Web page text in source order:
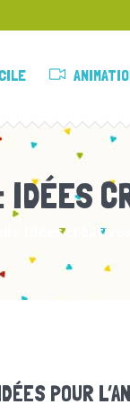
IDÉES
Idées créatives
POUR